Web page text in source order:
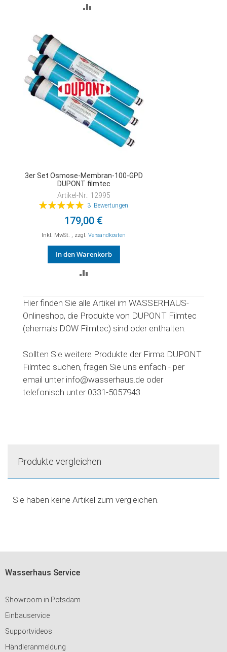
3er Set Osmose-Membran-100-GPD
DUPONT filmtec
Artikel-Nr.: 12995
Bewertung:
3 Bewertungen
179,00 €
Inkl. MwSt. , zzgl. Versandkosten
In den Warenkorb
HINZUFÜGEN
Hier finden Sie alle Artikel im WASSERHAUS-
Onlineshop, die Produkte von DUPONT Filmtec
(ehemals DOW Filmtec) sind oder enthalten.
Sollten Sie weitere Produkte der Firma DUPONT
Filmtec suchen, fragen Sie uns einfach - per
email unter info@wasserhaus.de oder
telefonisch unter 0331-5057943.
Produkte vergleichen
Sie haben keine Artikel zum vergleichen.
Wasserhaus Service
Showroom in Potsdam
Einbauservice
Supportvideos
Händleranmeldung